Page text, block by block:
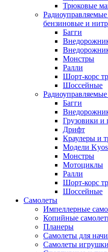
Трюковые
бензиновые и
Багги
Монстры
Ралли
Шорт-корс
Шоссейные
Багги
Грузовики
Дрифт
Краулеры и
Модели
Монстры
Мотоциклы
Ралли
Шорт-корс
Шоссейные
Самолеты
Импеллерные
Копийные
Планеры
Самолеты для
Самолеты игрушки